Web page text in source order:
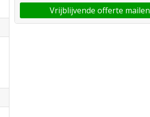
Vrijblijvende offerte mailen